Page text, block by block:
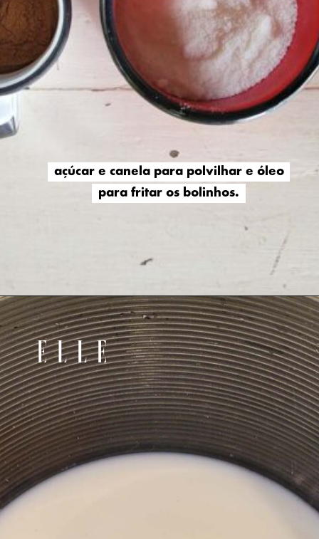
açúcar e canela para polvilhar e óleo
para fritar os bolinhos.
açúcar e canela para polvilhar e óleo
para fritar os bolinhos.